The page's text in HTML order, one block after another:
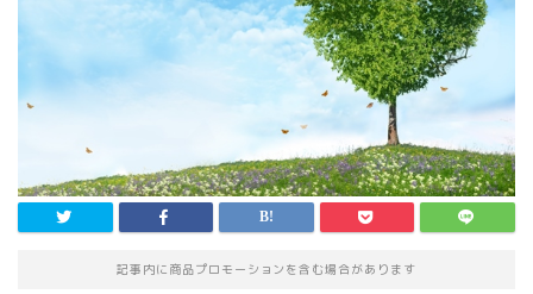
記事内に商品プロモーションを含む場合があります